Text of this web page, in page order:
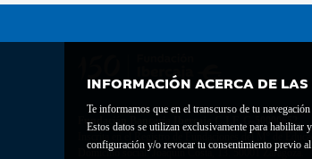
INFORMACIÓN ACERCA DE
Te informamos que en el transcurso de tu
Estos datos se utilizan exclusivamente para habilitar
configuración y/o revocar tu consentimiento previo
Fundación Bancaria Ibercaja C.I.F. G-50000652.
Inscrita en el Registro de Fundaciones del Mº de
Domicilio social: Joaquín Costa, 13. 50001 Zaragoza.